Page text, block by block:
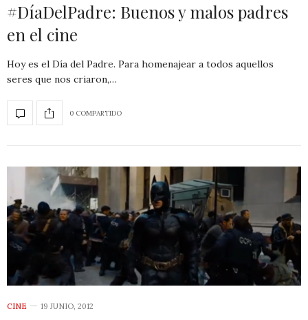
#DíaDelPadre: Buenos y malos padres
en el cine
Hoy es el Día del Padre. Para homenajear a todos aquellos
seres que nos criaron,…
0 COMPARTIDO
CINE 19 JUNIO, 2012